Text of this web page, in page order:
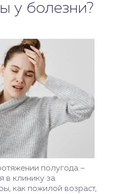
у болезни?
полугода –
в клинику за
как пожилой возраст,